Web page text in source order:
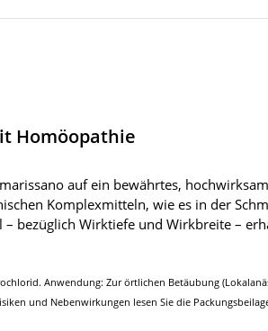
Homöopathie
auf ein bewährtes,
Komplexmitteln, wie es in der
bezüglich Wirktiefe und Wirkbreite –
Anwendung: Zur örtlichen Betäubung
und Nebenwirkungen lesen Sie die